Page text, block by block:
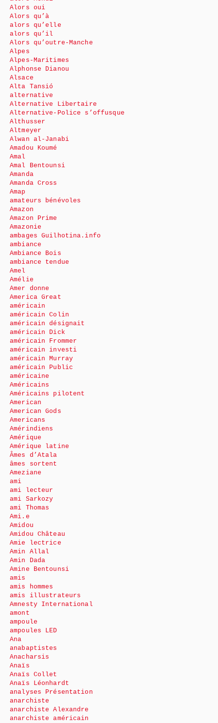
Alors oui
Alors qu’à
alors qu’elle
alors qu’il
Alors qu’outre-Manche
Alpes
Alpes-Maritimes
Alphonse Dianou
Alsace
Alta Tansió
alternative
Alternative Libertaire
Alternative-Police s’offusque
Althusser
Altmeyer
Alwan al-Janabi
Amadou Koumé
Amal
Amal Bentounsi
Amanda
Amanda Cross
Amap
amateurs bénévoles
Amazon
Amazon Prime
Amazonie
ambages Guilhotina.info
ambiance
Ambiance Bois
ambiance tendue
Amel
Amélie
Amer donne
America Great
américain
américain Colin
américain désignait
américain Dick
américain Frommer
américain investi
américain Murray
américain Public
américaine
Américains
Américains pilotent
American
American Gods
Americans
Amérindiens
Amérique
Amérique latine
Âmes d’Atala
âmes sortent
Ameziane
ami
ami lecteur
ami Sarkozy
ami Thomas
Ami.e
Amidou
Amidou Château
Amie lectrice
Amin Allal
Amin Dada
Amine Bentounsi
amis
amis hommes
amis illustrateurs
Amnesty International
amont
ampoule
ampoules LED
Ana
anabaptistes
Anacharsis
Anaïs
Anaïs Collet
Anaïs Léonhardt
analyses Présentation
anarchiste
anarchiste Alexandre
anarchiste américain